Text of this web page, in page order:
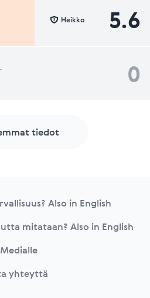
5.6
Heikko
0
tiedot
Also in English
mitataan? Also in English
Medialle
yhteyttä